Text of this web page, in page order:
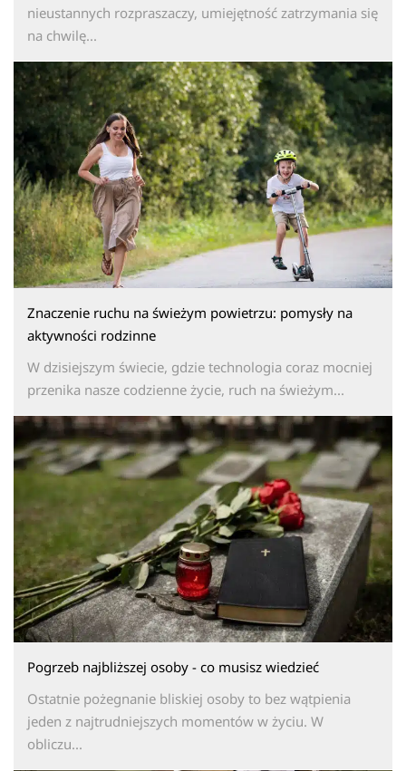
nieustannych rozpraszaczy, umiejętność zatrzymania się
na chwilę...
Znaczenie ruchu na świeżym powietrzu: pomysły na
aktywności rodzinne
W dzisiejszym świecie, gdzie technologia coraz mocniej
przenika nasze codzienne życie, ruch na świeżym...
Pogrzeb najbliższej osoby - co musisz wiedzieć
Ostatnie pożegnanie bliskiej osoby to bez wątpienia
jeden z najtrudniejszych momentów w życiu. W
obliczu...